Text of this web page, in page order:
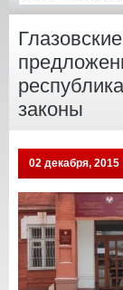
законы
02 декабря, 2015